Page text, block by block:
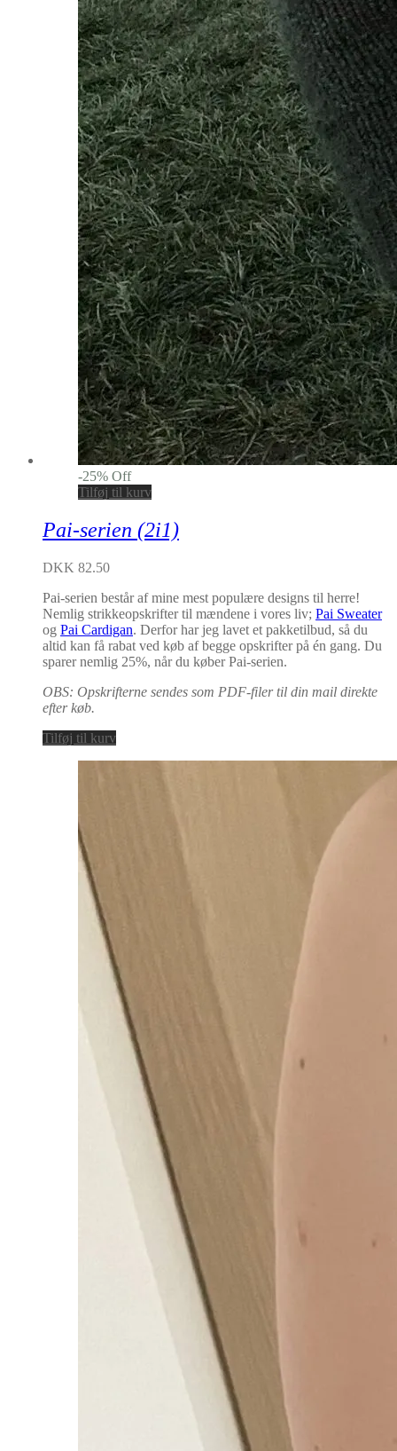
-25% Off
Tilføj til kurv
Pai-serien (2i1)
DKK 82.50
Pai-serien består af mine mest populære designs til herre!
Nemlig strikkeopskrifter til mændene i vores liv; Pai Sweater
og Pai Cardigan. Derfor har jeg lavet et pakketilbud, så du
altid kan få rabat ved køb af begge opskrifter på én gang. Du
sparer nemlig 25%, når du køber Pai-serien.
OBS: Opskrifterne sendes som PDF-filer til din mail direkte
efter køb.
Tilføj til kurv